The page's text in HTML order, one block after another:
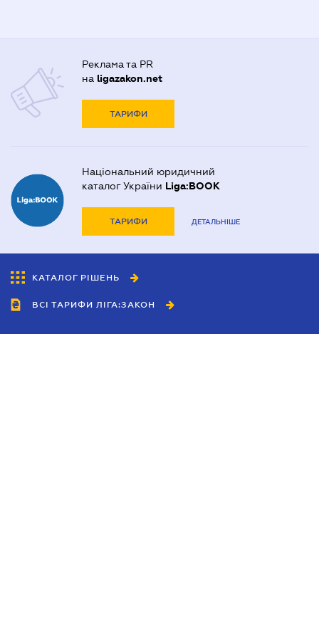
Реклама та PR
на ligazakon.net
ТАРИФИ
Національний юридичний
каталог України Liga:BOOK
ТАРИФИ ДЕТАЛЬНІШЕ
КАТАЛОГ РІШЕНЬ
ВСІ ТАРИФИ ЛІГА:ЗАКОН